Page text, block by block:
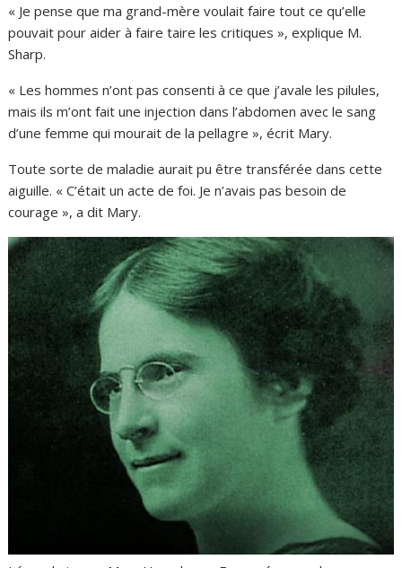
« Je pense que ma grand-mère voulait faire tout ce qu’elle
pouvait pour aider à faire taire les critiques », explique M.
Sharp.
« Les hommes n’ont pas consenti à ce que j’avale les pilules,
mais ils m’ont fait une injection dans l’abdomen avec le sang
d’une femme qui mourait de la pellagre », écrit Mary.
Toute sorte de maladie aurait pu être transférée dans cette
aiguille. « C’était un acte de foi. Je n’avais pas besoin de
courage », a dit Mary.